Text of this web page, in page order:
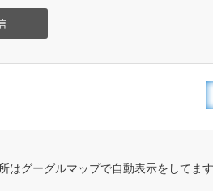
はグーグルマップで自動表示をしてま